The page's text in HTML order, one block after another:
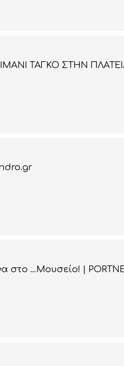
ΤΑΓΚΟ ΣΤΗΝ
στο …Μουσείο! |